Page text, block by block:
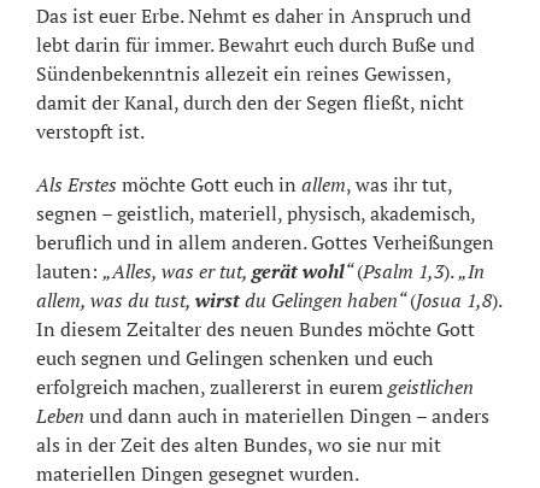
Das ist euer Erbe. Nehmt es daher in Anspruch und
lebt darin für immer. Bewahrt euch durch Buße und
Sündenbekenntnis allezeit ein reines Gewissen,
damit der Kanal, durch den der Segen fließt, nicht
verstopft ist.
Als Erstes möchte Gott euch in allem, was ihr tut,
segnen – geistlich, materiell, physisch, akademisch,
beruflich und in allem anderen. Gottes Verheißungen
lauten: „Alles, was er tut, gerät wohl“(Psalm 1,3).„In
allem, was du tust, wirstdu Gelingen haben“(Josua 1,8).
In diesem Zeitalter des neuen Bundes möchte Gott
euch segnen und Gelingen schenken und euch
erfolgreich machen, zuallererst in euremgeistlichen
Leben und dann auch in materiellen Dingen – anders
als in der Zeit des alten Bundes, wo sie nur mit
materiellen Dingen gesegnet wurden.